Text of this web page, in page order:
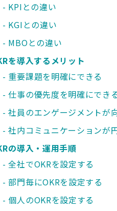
KPIとの違い
KGIとの違い
MBOとの違い
を導入するメリット
重要課題を明確にできる
仕事の優先度を明確にでき
社員のエンゲージメントが
社内コミュニケーションが
の導入・運用手順
全社でOKRを設定する
部門毎にOKRを設定する
個人のOKRを設定する